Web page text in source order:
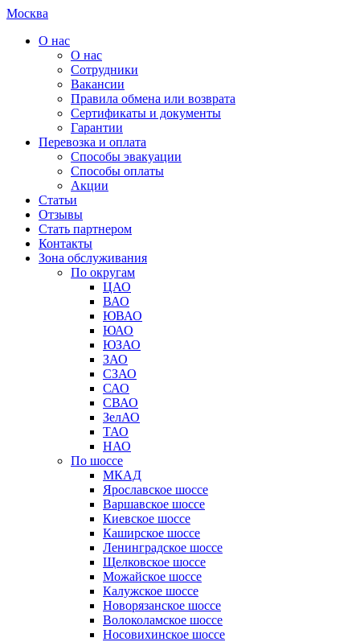
Москва
О нас
О нас
Сотрудники
Вакансии
Правила обмена или возврата
Сертификаты и документы
Гарантии
Перевозка и оплата
Способы эвакуации
Способы оплаты
Акции
Статьи
Отзывы
Стать партнером
Контакты
Зона обслуживания
По округам
ЦАО
ВАО
ЮВАО
ЮАО
ЮЗАО
ЗАО
СЗАО
САО
СВАО
ЗелАО
ТАО
НАО
По шоссе
МКАД
Ярославское шоссе
Варшавское шоссе
Киевское шоссе
Каширское шоссе
Ленинградское шоссе
Щелковское шоссе
Можайское шоссе
Калужское шоссе
Новорязанское шоссе
Волоколамское шоссе
Носовихинское шоссе